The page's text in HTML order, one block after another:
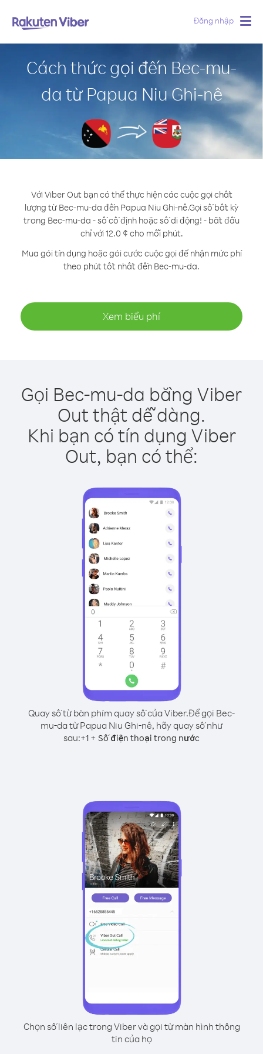
Đăng nhập
Cách thức gọi đến Bec-mu-
da từ Papua Niu Ghi-nê
Với Viber Out bạn có thể thực hiện các cuộc gọi chất
lượng từ Bec-mu-da đến Papua Niu Ghi-nê.Gọi số bất kỳ
trong Bec-mu-da - số cố định hoặc số di động! - bắt đầu
chỉ với 12.0 ¢ cho mỗi phút.
Mua gói tín dụng hoặc gói cước cuộc gọi để nhận mức phí
theo phút tốt nhất đến Bec-mu-da.
Xem biểu phí
Gọi Bec-mu-da bằng Viber
Out thật dễ dàng.
Khi bạn có tín dụng Viber
Out, bạn có thể:
Quay số từ bàn phím quay số của Viber.Để gọi Bec-
mu-da từ Papua Niu Ghi-nê, hãy quay số như
sau:+1 + Số điện thoại trong nước
Chọn số liên lạc trong Viber và gọi từ màn hình thông
tin của họ